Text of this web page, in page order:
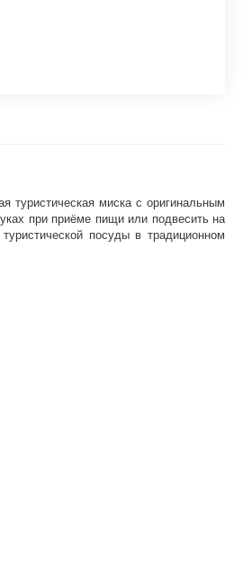
туристическая миска с оригинальным
при приёме пищи или подвесить на
посуды в традиционном